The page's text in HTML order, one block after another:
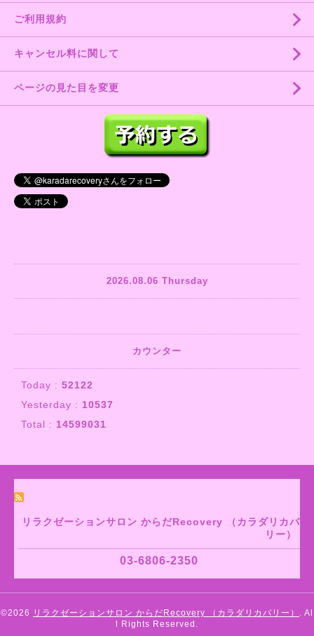
ご利用規約
キャンセル料に関して
ページの見た目を変更
2026.08.06 Thursday
カウンター
Today : 52122
Yesterday : 10537
Total : 14599031
リラクゼーションサロン からだRecovery （カラダリカバ
リー）
03-6806-2350
©2026 リラクゼーションサロン からだRecovery （カラダリカバリー）
. Al
l Rights Reserved.